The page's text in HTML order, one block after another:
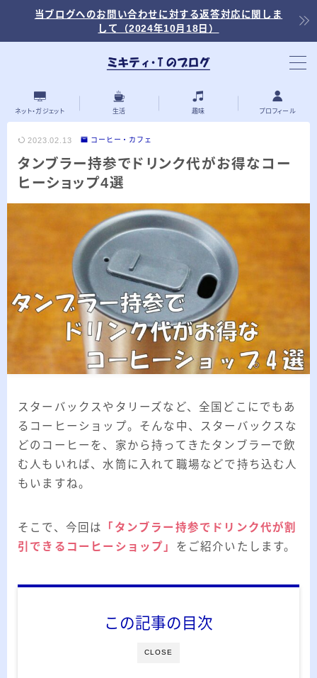
当ブログへのお問い合わせに対する返答対応に関しま
して（2024年10月18日）
最近の投稿
「浅羽ビオトープ」で野鳥観察 ～2026年
3月～
「秋ヶ瀬公園」春の野鳥観察 ～2026年3
「見沼自然公園」で野鳥観察 ～2026年3
月～
2026.03.02
「さくら草公園」草焼き後の野鳥観察 ～
2026年の「川島町の白鳥」初撮り
カテゴリー
アーカイブ
ネット・ガジェット 生活 趣味 プロフィール
2023.02.13 コーヒー・カフェ
タンブラー持参でドリンク代がお得なコー
ヒーショップ4選
スターバックスやタリーズなど、全国どこにでもあ
るコーヒーショップ。そんな中、スターバックスな
どのコーヒーを、家から持ってきたタンブラーで飲
む人もいれば、水筒に入れて職場などで持ち込む人
もいますね。
そこで、今回は
「タンブラー持参でドリンク代が割
引できるコーヒーショップ」 をご紹介いたします。
CLOSE
この記事の目次